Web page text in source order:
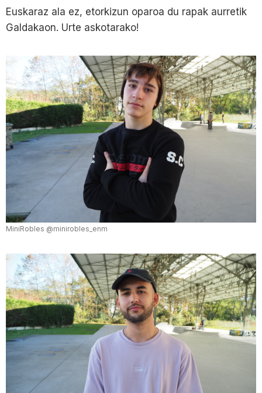
Euskaraz ala ez, etorkizun oparoa du rapak aurretik
Galdakaon. Urte askotarako!
MiniRobles @minirobles_enm